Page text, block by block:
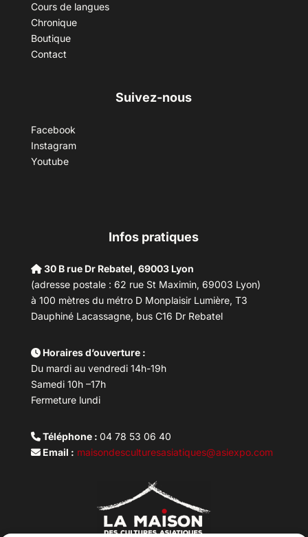
Cours de langues
Chronique
Boutique
Contact
Suivez-nous
Facebook
Instagram
Youtube
Infos pratiques
30 B rue Dr Rebatel, 69003 Lyon
(adresse postale : 62 rue St Maximin, 69003 Lyon)
à 100 mètres du métro D Monplaisir Lumière, T3
Dauphiné Lacassagne, bus C16 Dr Rebatel
Horaires d’ouverture :
Du mardi au vendredi 14h-19h
Samedi 10h –17h
Fermeture lundi
Téléphone : 04 78 53 06 40
Email : maisondesculturesasiatiques@asiexpo.com